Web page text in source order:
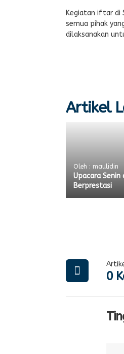
Kegiatan iftar di
semua pihak
dilaksanakan
Artikel
Oleh : maulidin
Upacara Senin
Berprestasi
0